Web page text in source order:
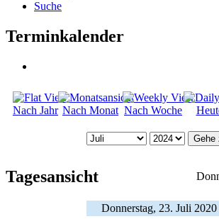
Suche
Terminkalender
Nach Jahr Nach Monat Nach Woche
Gehe
Tagesansicht
Donnerstag, 23. Juli 2020